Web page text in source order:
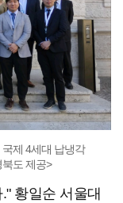
제 4세대 납냉각
도 제공>
황일순 서울대